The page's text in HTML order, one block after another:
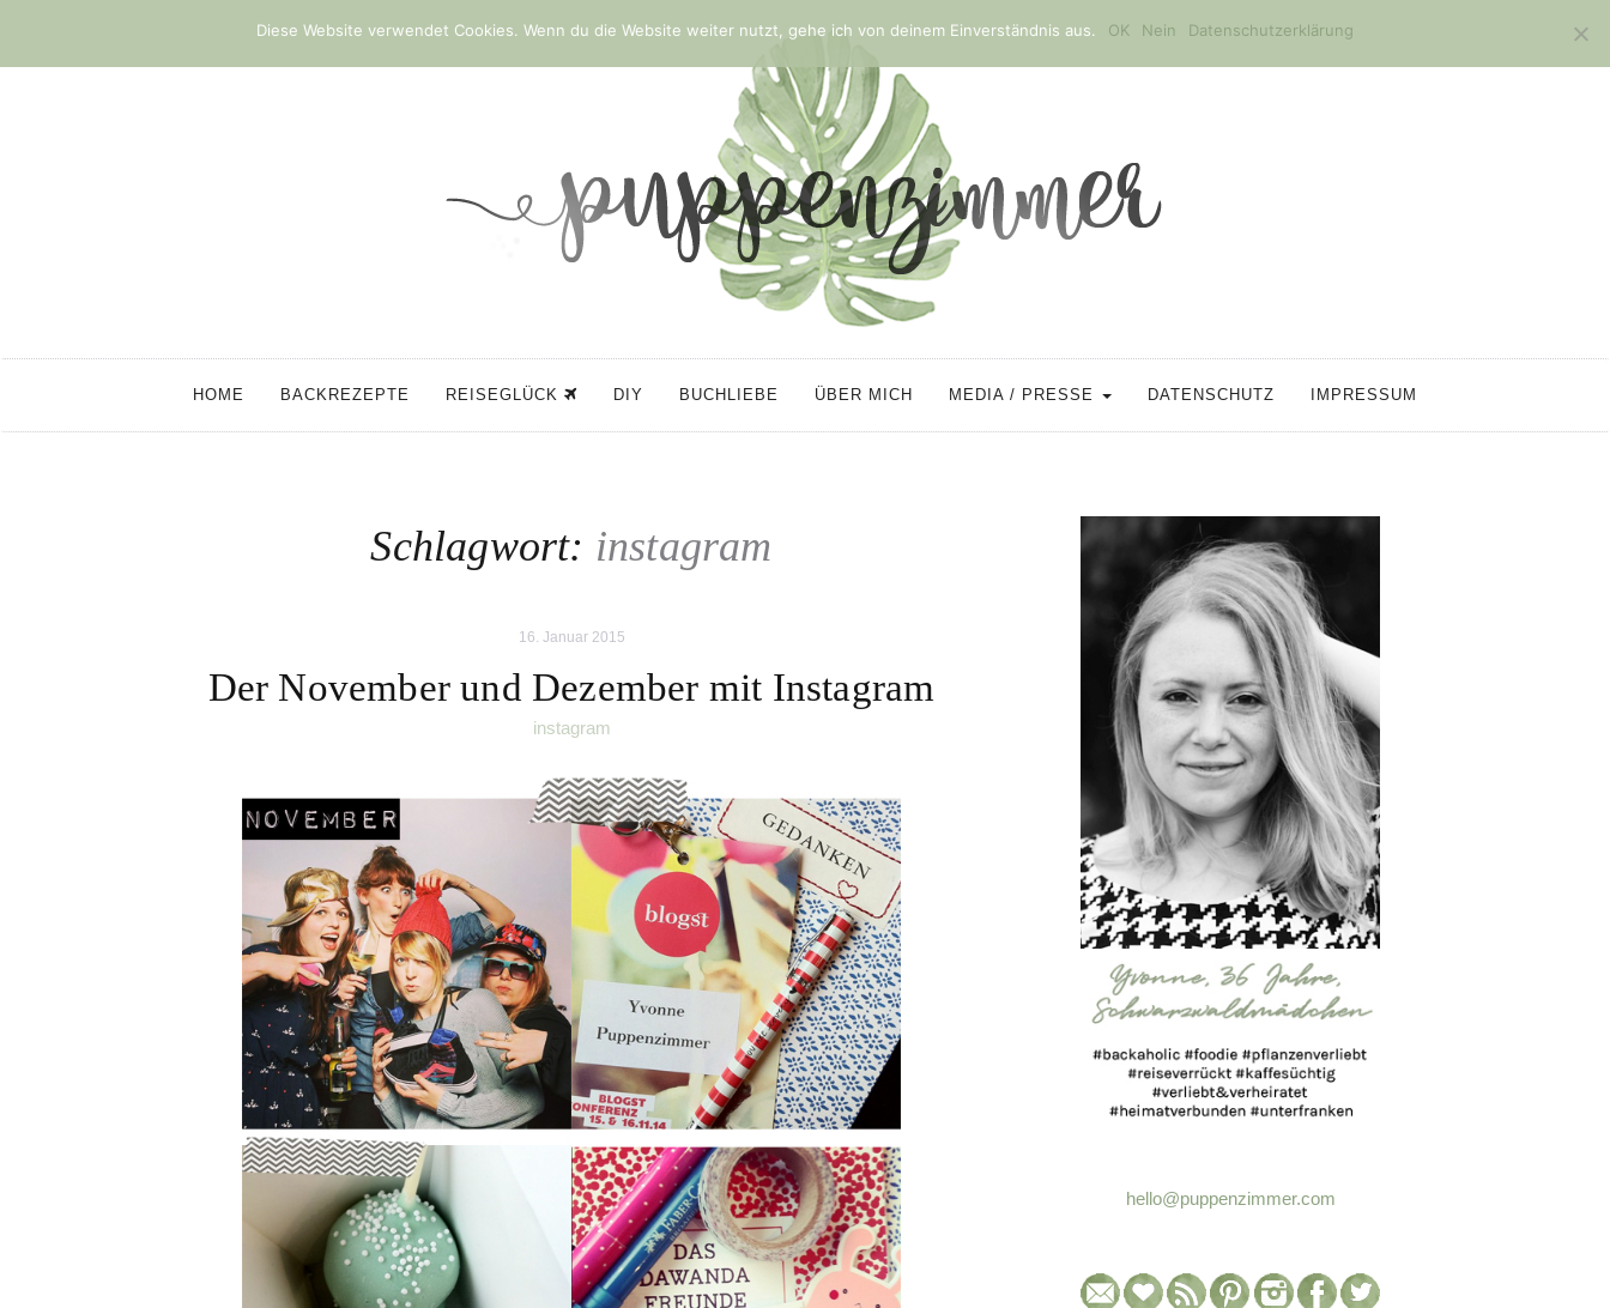
HOME BACKREZEPTE REISEGLÜCK DIY BUCHLIEBE ÜBER MICH MEDIA / PRESSE DATENSCHUTZ IMPRESSUM
Schlagwort: instagram
16. Januar 2015
Der November und Dezember mit Instagram
instagram
hello@puppenzimmer.com
Diese Website verwendet Cookies. Wenn du die Website weiter nutzt, gehe ich von deinem Einverständnis aus. OK Nein Datenschutzerklärung